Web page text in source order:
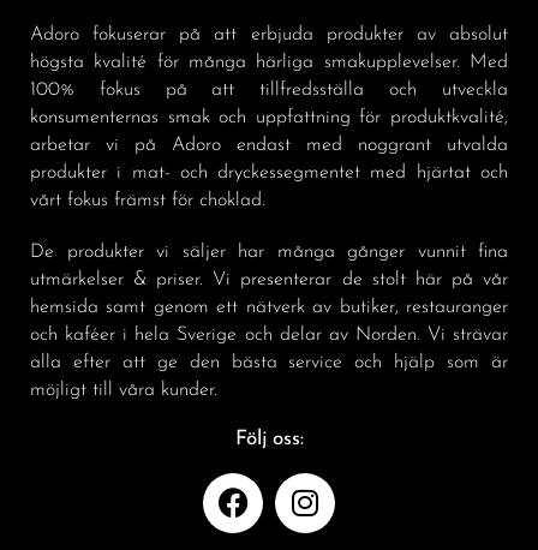
Adoro fokuserar på att erbjuda produkter av absolut
högsta kvalité för många härliga smakupplevelser. Med
100% fokus på att tillfredsställa och utveckla
konsumenternas smak och uppfattning för produktkvalité,
arbetar vi på Adoro endast med noggrant utvalda
produkter i mat- och dryckessegmentet med hjärtat och
vårt fokus främst för choklad.
De produkter vi säljer har många gånger vunnit fina
utmärkelser & priser. Vi presenterar de stolt här på vår
hemsida samt genom ett nätverk av butiker, restauranger
och kaféer i hela Sverige och delar av Norden. Vi strävar
alla efter att ge den bästa service och hjälp som är
möjligt till våra kunder.
Följ oss: